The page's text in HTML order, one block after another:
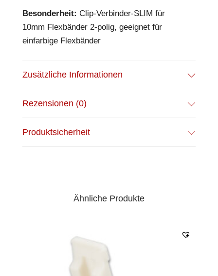
Besonderheit: Clip-Verbinder-SLIM für
10mm Flexbänder 2-polig, geeignet für
einfarbige Flexbänder
Zusätzliche Informationen
Rezensionen (0)
Produktsicherheit
Ähnliche Produkte